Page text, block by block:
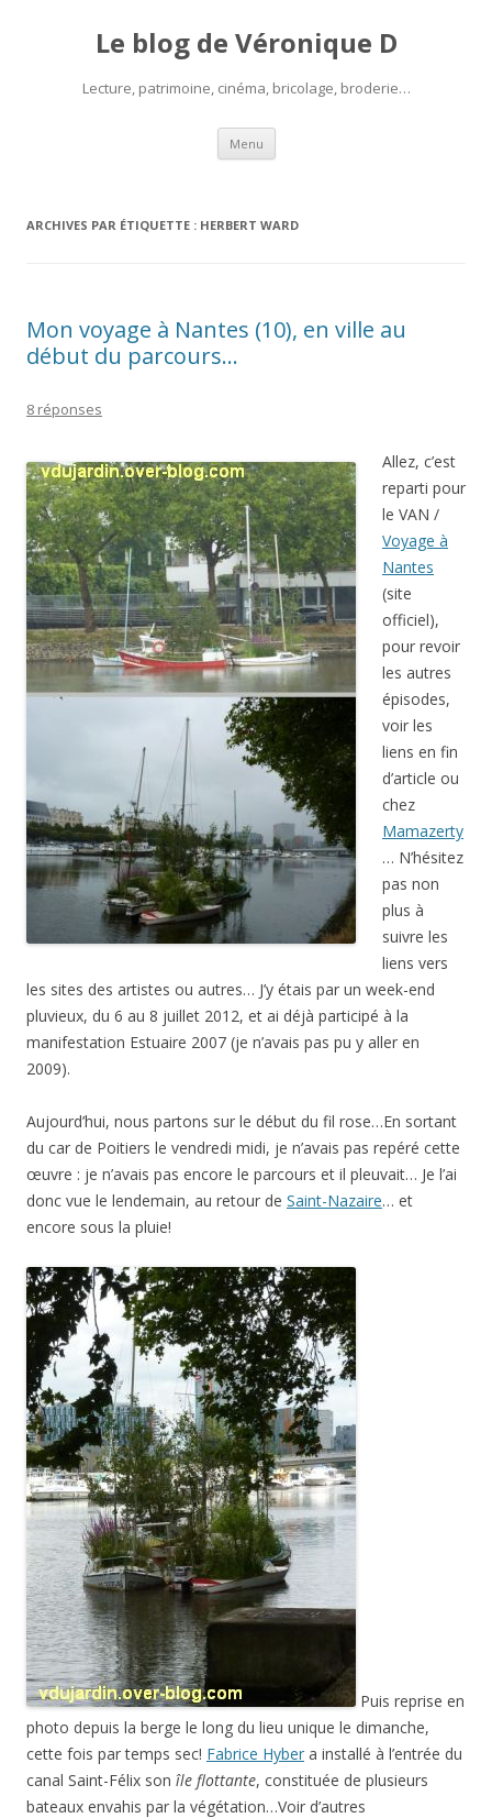
Le blog de Véronique D
Lecture, patrimoine, cinéma, bricolage, broderie…
Menu Aller
contenu
ARCHIVES PAR ÉTIQUETTE : HERBERT WARD
Mon voyage à Nantes (10), en ville au
début du parcours…
8 réponses
Allez, c’est
reparti pour
le VAN /
Voyage à
Nantes
(site
officiel),
pour revoir
les autres
épisodes,
voir les
liens en fin
d’article ou
chez
Mamazerty
… N’hésitez
pas non
plus à
suivre les
liens vers
les sites des artistes ou autres… J’y étais par un week-end
pluvieux, du 6 au 8 juillet 2012, et ai déjà participé à la
manifestation Estuaire 2007 (je n’avais pas pu y aller en
2009).
Aujourd’hui, nous partons sur le début du fil rose…En sortant
du car de Poitiers le vendredi midi, je n’avais pas repéré cette
œuvre : je n’avais pas encore le parcours et il pleuvait… Je l’ai
donc vue le lendemain, au retour de Saint-Nazaire… et
encore sous la pluie!
Puis reprise en
photo depuis la berge le long du lieu unique le dimanche,
cette fois par temps sec! Fabrice Hyber a installé à l’entrée du
canal Saint-Félix son île flottante, constituée de plusieurs
bateaux envahis par la végétation…Voir d’autres